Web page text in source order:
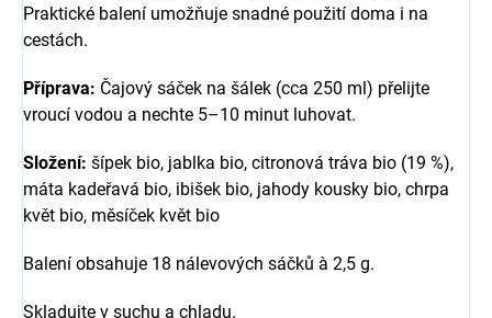
Praktické balení umožňuje snadné použití doma i na
cestách.
Příprava: Čajový sáček na šálek (cca 250 ml) přelijte
vroucí vodou a nechte 5–10 minut luhovat.
Složení: šípek bio, jablka bio, citronová tráva bio (19 %),
máta kadeřavá bio, ibišek bio, jahody kousky bio, chrpa
květ bio, měsíček květ bio
Balení obsahuje 18 nálevových sáčků à 2,5 g.
Skladujte v suchu a chladu.